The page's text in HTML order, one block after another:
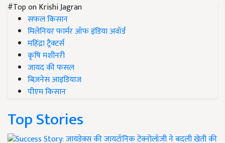
#Top on Krishi Jagran
सफल किसान
मिलेनियर फार्मर ऑफ इंडिया अवॉर्ड
महिंद्रा ट्रैक्टर्स
कृषि मशीनरी
जायद की फसल
बिज़नेस आइडियाज
पीएम किसान
Top Stories